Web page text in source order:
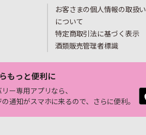
お客さまの個人情報の取扱い
について
特定商取引法に基づく表示
酒類販売管理者標識
もっと便利に
ー専用アプリなら、
の通知がスマホに来るので、さらに便利。